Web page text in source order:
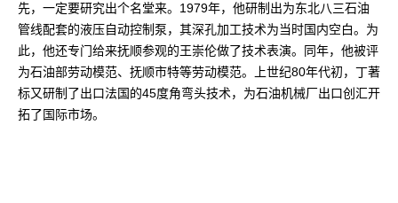
先，一定要研究出个名堂来。1979年，他研制出为东北八三石油
管线配套的液压自动控制泵，其深孔加工技术为当时国内空白。为
此，他还专门给来抚顺参观的王崇伦做了技术表演。同年，他被评
为石油部劳动模范、抚顺市特等劳动模范。上世纪80年代初，丁著
标又研制了出口法国的45度角弯头技术，为石油机械厂出口创汇开
拓了国际市场。